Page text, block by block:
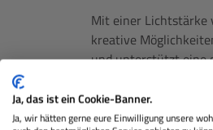
Mit einer Lichtstärke
kreative
und unterstützt eine
wirkungsvoll vom
Interviews,
Möglichkeit, die
Ja, das ist ein Cookie-Banner.
Ja, wir hätten gerne eure Einwilligung unsere